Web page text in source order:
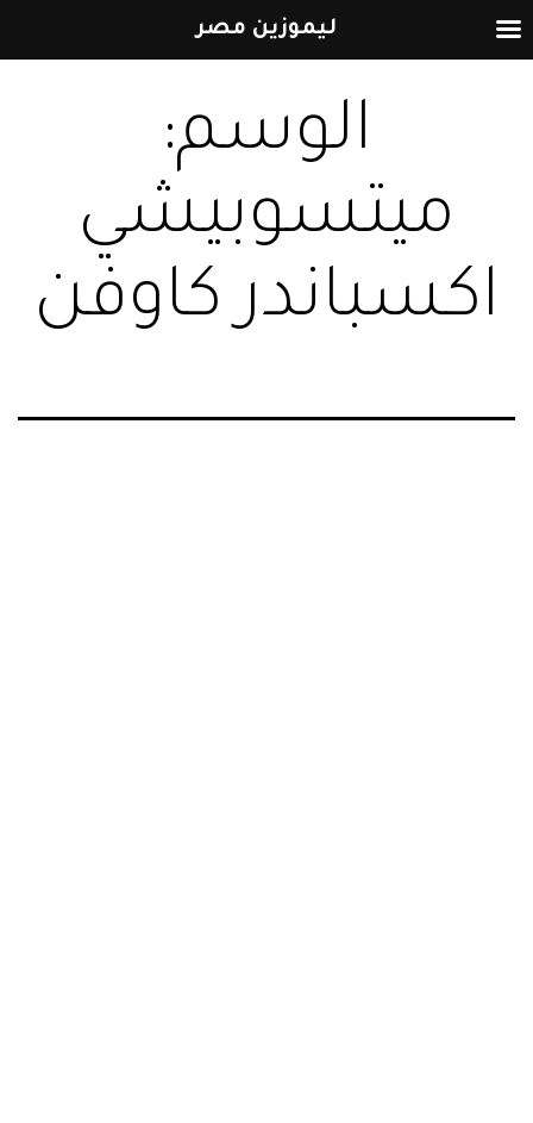
إلى
الوسم:
ميتسوبيشي
اكسباندر كاوفن
ليموزين مصر